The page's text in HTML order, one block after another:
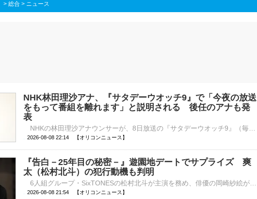
> 総合 > ニュース
NHK林田理沙アナ、『サタデーウオッチ9』で「今夜の放送
をもって番組を離れます」と説明される 後任のアナも発
表
2026-08-08 22:14 【オリコンニュース】
『告白－25年目の秘密－』遊園地デートでサプライズ 爽
太（松村北斗）の犯行動機も判明
2026-08-08 21:54 【オリコンニュース】